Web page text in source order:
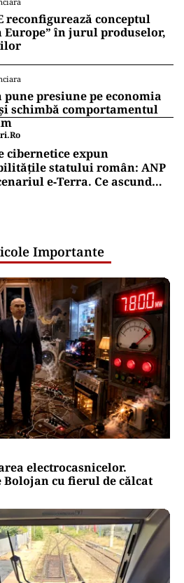
reconfigurează conceptul
Europe” în jurul produselor,
pune presiune pe economia
schimbă comportamentul
cibernetice expun
statului român: ANP
e‑Terra. Ce ascund
Importante
electrocasnicelor.
cu fierul de călcat